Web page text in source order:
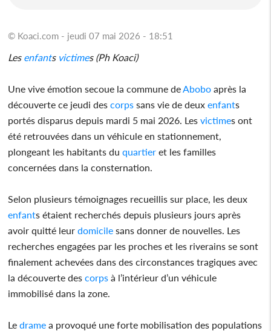
© Koaci.com - jeudi 07 mai 2026 - 18:51
Les enfants victimes (Ph Koaci)
Une vive émotion secoue la commune de Abobo après la
découverte ce jeudi descorps sans vie de deuxenfants
portés disparus depuis mardi 5 mai 2026. Lesvictimes ont
été retrouvées dans un véhicule en stationnement,
plongeant les habitants duquartier et les familles
concernées dans la consternation.
Selon plusieurs témoignages recueillis sur place, les deux
enfants étaient recherchés depuis plusieurs jours après
avoir quitté leurdomicile sans donner de nouvelles. Les
recherches engagées par les proches et les riverains se sont
finalement achevées dans des circonstances tragiques avec
la découverte descorps à l’intérieur d’un véhicule
immobilisé dans la zone.
Ledrame a provoqué une forte mobilisation des populations